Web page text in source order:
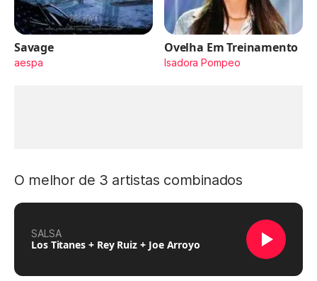
Savage
aespa
Ovelha Em Treinamento
Isadora Pompeo
O melhor de 3 artistas combinados
SALSA
Los Titanes + Rey Ruiz + Joe Arroyo